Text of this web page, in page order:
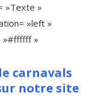
»Texte »
»left »
»#ffffff »
carnavals
notre site